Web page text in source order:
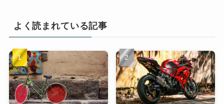
よく読まれている記事